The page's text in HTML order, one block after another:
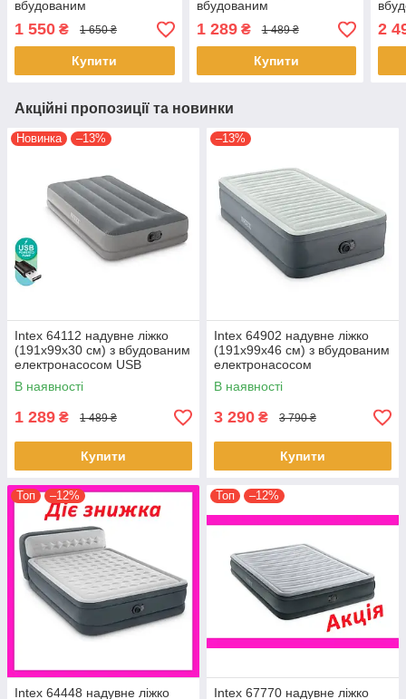
вбудованим
електронасосом
1 550 ₴ 1 650 ₴
Купити
вбудованим
електронасосом USB
1 289₴ 1 489 ₴
Купити
2
Акційні пропозиції та новинки
Новинка –13%
Intex 64112 надувне ліжко
(191х99х30 см) з вбудованим
електронасосом USB
В наявності
1 289 ₴ 1 489 ₴
Купити
–13%
Intex 64902 надувне ліжко
(191х99х46 см) з вбудованим
електронасосом
В наявності
3 290 ₴ 3 790 ₴
Купити
Топ –12%
Intex 64448 надувне ліжко
Топ –12%
Intex 67770 надувне ліжко